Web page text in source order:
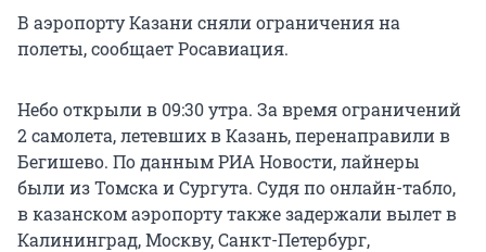
В аэропорту Казани сняли ограничения на
полеты, сообщает Росавиация.
Небо открыли в 09:30 утра. За время ограничений
2 самолета, летевших в Казань, перенаправили в
Бегишево. По данным РИА Новости, лайнеры
были из Томска и Сургута. Судя по онлайн-табло,
в казанском аэропорту также задержали вылет в
Калининград, Москву, Санкт-Петербург,